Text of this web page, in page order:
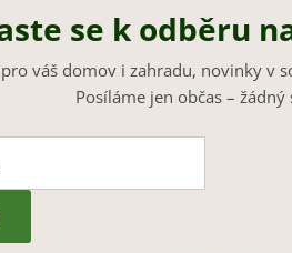
se k odběru
váš domov i zahradu, novinky v
Posíláme jen občas – žádný